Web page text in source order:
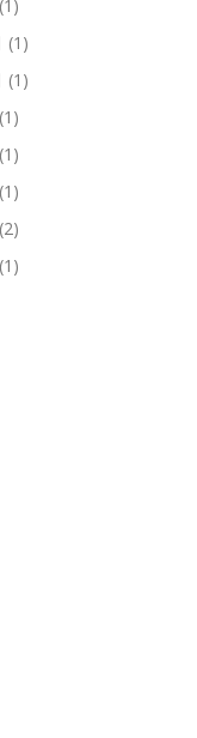
(1)
(1)
(1)
(1)
(1)
(1)
(2)
(1)